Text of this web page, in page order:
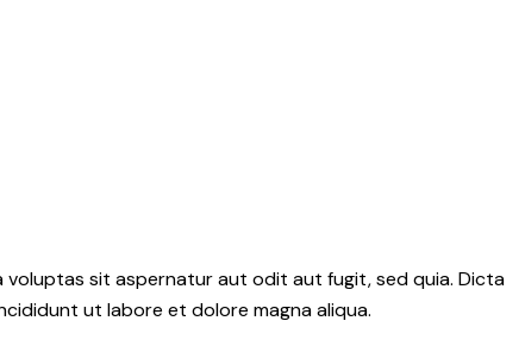
voluptas sit aspernatur aut odit aut fugit, sed quia. Dicta
ut labore et dolore magna aliqua.